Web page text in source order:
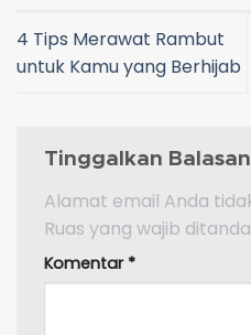
4 Tips Merawat Rambut
untuk Kamu yang Berhijab
Tinggalkan Balasan
Alamat email Anda
Ruas yang wajib
Komentar *